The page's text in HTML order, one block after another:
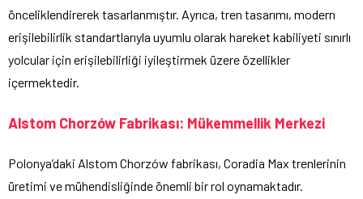
önceliklendirerek tasarlanmıştır. Ayrıca, tren tasarımı, modern
erişilebilirlik standartlarıyla uyumlu olarak hareket kabiliyeti sınırlı
yolcular için erişilebilirliği iyileştirmek üzere özellikler
içermektedir.
Alstom Chorzów Fabrikası: Mükemmellik Merkezi
Polonya’daki Alstom Chorzów fabrikası, Coradia Max trenlerinin
üretimi ve mühendisliğinde önemli bir rol oynamaktadır.